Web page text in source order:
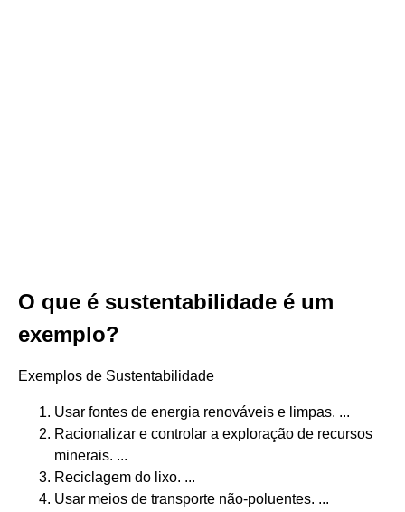
O que é sustentabilidade é um
exemplo?
Exemplos de Sustentabilidade
Usar fontes de energia renováveis e limpas. ...
Racionalizar e controlar a exploração de recursos
minerais. ...
Reciclagem do lixo. ...
Usar meios de transporte não-poluentes. ...